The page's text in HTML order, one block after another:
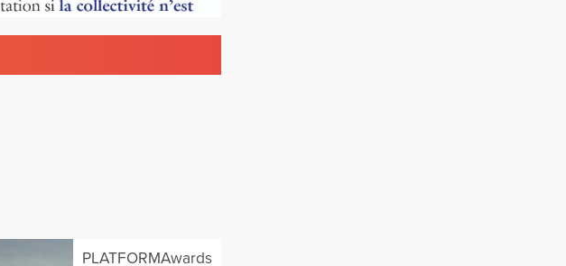
PLATFORMAwards